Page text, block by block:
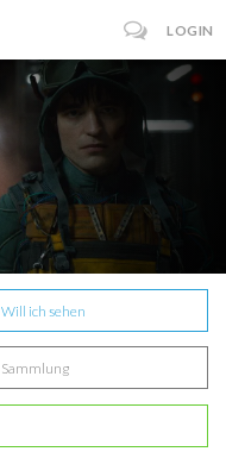
LOGIN
Will ich sehen
Sammlung